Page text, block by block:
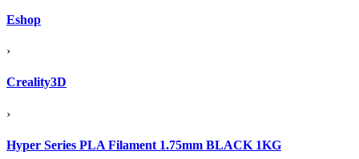
Eshop
›
Creality3D
›
Hyper Series PLA Filament 1.75mm BLACK 1KG